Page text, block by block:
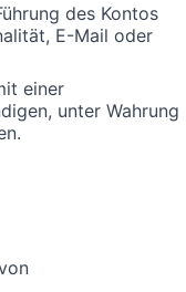
des Kontos
E-Mail oder
einer
unter Wahrung